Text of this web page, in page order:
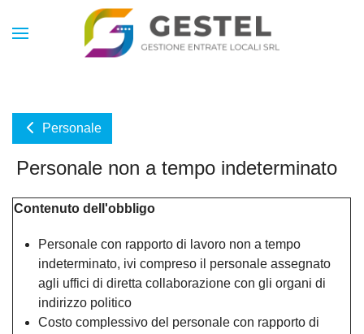
Personale
Personale non a tempo indeterminato
Contenuto dell'obbligo
Personale con rapporto di lavoro non a tempo
indeterminato, ivi compreso il personale assegnato
agli uffici di diretta collaborazione con gli organi di
indirizzo politico
Costo complessivo del personale con rapporto di